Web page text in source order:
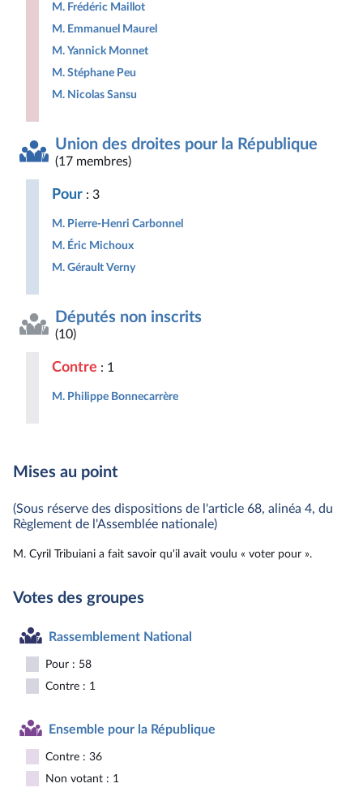
M. Frédéric Maillot
M. Emmanuel Maurel
M. Yannick Monnet
M. Stéphane Peu
M. Nicolas Sansu
Union des droites pour la République
(17 membres)
Pour : 3
M. Pierre-Henri Carbonnel
M. Éric Michoux
M. Gérault Verny
Députés non inscrits
(10)
Contre : 1
M. Philippe Bonnecarrère
Mises au point
(Sous réserve des dispositions de l'article 68, alinéa 4, du
Règlement de l'Assemblée nationale)
M. Cyril Tribuiani a fait savoir qu'il avait voulu « voter pour ».
Votes des groupes
Rassemblement National
Pour : 58
Contre : 1
Ensemble pour la République
Contre : 36
Non votant : 1